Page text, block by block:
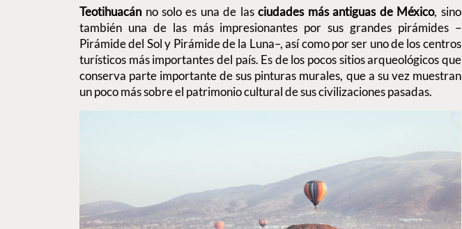
Teotihuacán no solo es una de lasciudades más antiguas de México, sino
también una de las más impresionantes por sus grandes pirámides –
Pirámide del Sol y Pirámide de la Luna–, así como por ser uno de los centros
turísticos más importantes del país. Es de los pocos sitios arqueológicos que
conserva parte importante de sus pinturas murales, que a su vez muestran
un poco más sobre el patrimonio cultural de sus civilizaciones pasadas.